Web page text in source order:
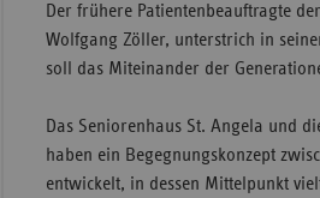
Der frühere Patientenbeauftragte
Wolfgang Zöller, unterstrich in
soll das Miteinander der
Das Seniorenhaus St. Angela und
haben ein Begegnungskonzept
entwickelt, in dessen Mittelpunkt